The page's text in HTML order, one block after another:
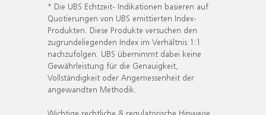
* Die UBS Echtzeit- Indikationen basieren auf
Quotierungen von UBS emittierten Index-
Produkten. Diese Produkte versuchen den
zugrundeliegenden Index im Verhältnis 1:1
nachzufolgen. UBS übernimmt dabei keine
Gewährleistung für die Genauigkeit,
Vollständigkeit oder Angemessenheit der
angewandten Methodik.